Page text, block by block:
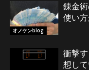
オノケンblog
錬金
使い
衝撃
想し